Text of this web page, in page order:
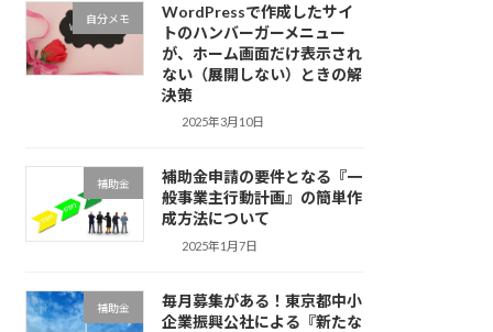
自分メモ
WordPressで作成したサイ
トのハンバーガーメニュー
が、ホーム画面だけ表示され
ない（展開しない）ときの解
決策
2025年3月10日
補助金
補助金申請の要件となる『一
般事業主行動計画』の簡単作
成方法について
2025年1月7日
補助金
毎月募集がある！東京都中小
企業振興公社による『新たな